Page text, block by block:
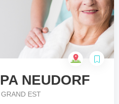
du résident à contacter *
* NEUDORF
EST